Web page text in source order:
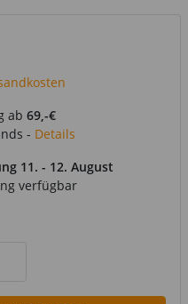
ab 69,-€
- Details
11. - 12. August
verfügbar